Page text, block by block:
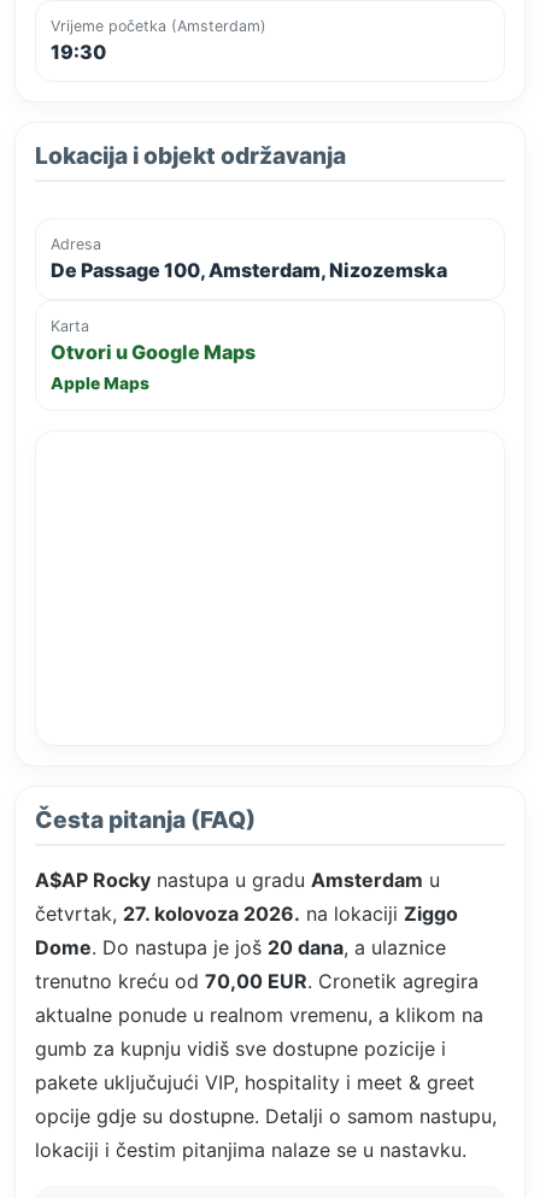
Vrijeme početka (Amsterdam)
19:30
Lokacija i objekt održavanja
Adresa
De Passage 100, Amsterdam, Nizozemska
Karta
Otvori u Google Maps
Apple Maps
Česta pitanja (FAQ)
A$AP Rocky nastupa u gradu Amsterdam u
četvrtak, 27. kolovoza 2026. na lokaciji Ziggo
Dome. Do nastupa je još 20 dana, a ulaznice
trenutno kreću od 70,00 EUR. Cronetik agregira
aktualne ponude u realnom vremenu, a klikom na
gumb za kupnju vidiš sve dostupne pozicije i
pakete uključujući VIP, hospitality i meet & greet
opcije gdje su dostupne. Detalji o samom nastupu,
lokaciji i čestim pitanjima nalaze se u nastavku.